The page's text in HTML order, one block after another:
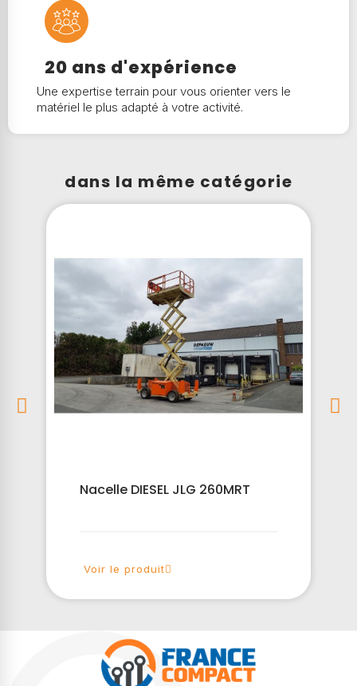
20 ans d'expérience
Une expertise terrain pour vous orienter vers le
matériel le plus adapté à votre activité.
dans la même catégorie
Nacelle DIESEL JLG 260MRT
Voir le produit